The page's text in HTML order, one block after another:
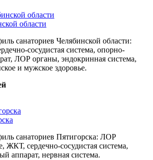
области
санаториев Челябинской области:
сосудистая система, опорно-
ЛОР органы, эндокринная система,
и мужское здоровье.
санаториев Пятигорска: ЛОР
ЖКТ, сердечно-сосудистая система,
аппарат, нервная система.